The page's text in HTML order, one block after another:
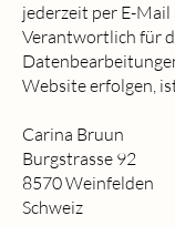
jederzeit per E-Mail
Verantwortlich für
Website erfolgen,
Carina Bruun
Burgstrasse 92
8570 Weinfelden
Schweiz